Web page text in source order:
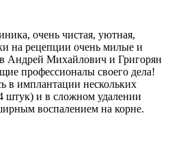
очень чистая, уютная,
на рецепции очень милые и
Андрей Михайлович и Григорян
профессионалы своего дела!
в имплантации нескольких
штук) и в сложном удалении
воспалением на корне.